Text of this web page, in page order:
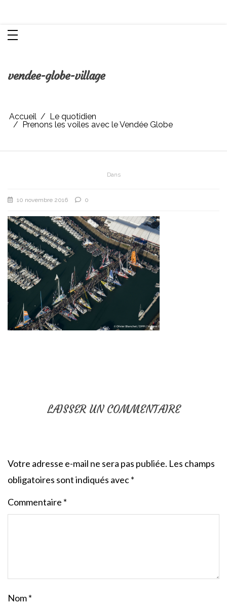
vendee-globe-village
Accueil
Le quotidien
Prenons les voiles avec le Vendée Globe
Dans
10 novembre 2016 0
LAISSER UN COMMENTAIRE
Votre adresse e-mail ne sera pas publiée. Les champs
obligatoires sont indiqués avec*
Commentaire *
Nom*